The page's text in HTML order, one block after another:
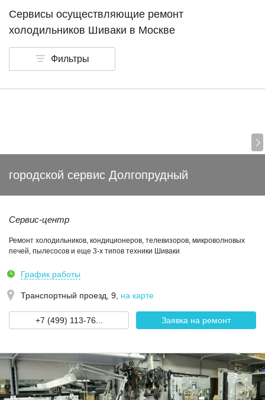
Сервисы осуществляющие ремонт
холодильников Шиваки в Москве
Фильтры
городской сервис Долгопрудный
Сервис-центр
Ремонт холодильников, кондиционеров, телевизоров, микроволновых
печей, пылесосов и еще 3-х типов техники Шиваки
График работы
Транспортный проезд, 9 на карте
+7 (499) 113-76... Заявка на ремонт